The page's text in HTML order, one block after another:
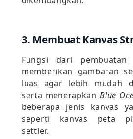
3. Membuat Kanvas
Fungsi dari pembuatan
memberikan gambaran
luas agar lebih mudah
serta menerapkanBlue
beberapa jenis kanvas
seperti kanvas peta
settler.